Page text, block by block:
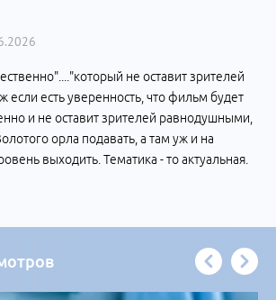
не оставит зрителей
есть уверенность, что фильм будет
и не оставит зрителей равнодушными,
орла подавать, а там уж и на
выходить. Тематика - то актуальная.